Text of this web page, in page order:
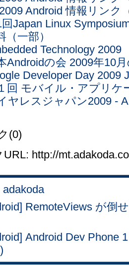
Android 情報リンク
Japan Linux
一部）
Technology 2009
Androidの会 2009年10
Developer Day 2009
回 モバイル・アプリケ
ヤレスジャパン2009 -
(0)
http://
RemoteViews が倒
Android Dev Phone